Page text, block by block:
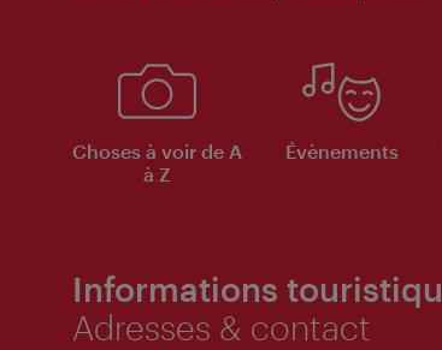
Choses à voir de A
à Z
Évènements
Informations
Adresses & contact